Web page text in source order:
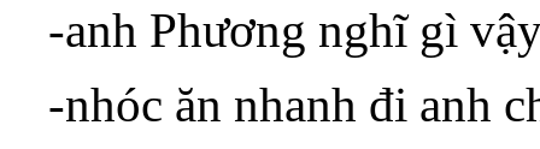
-anh Phương nghĩ gì
-nhóc ăn nhanh đi anh